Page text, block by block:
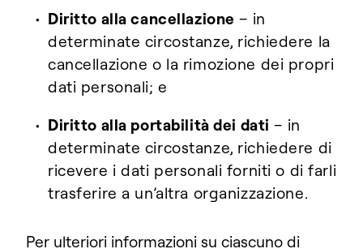
Diritto alla cancellazione – in
determinate circostanze, richiedere la
cancellazione o la rimozione dei propri
dati personali; e
Diritto alla portabilità dei dati – in
determinate circostanze, richiedere di
ricevere i dati personali forniti o di farli
trasferire a un’altra organizzazione.
Per ulteriori informazioni su ciascuno di